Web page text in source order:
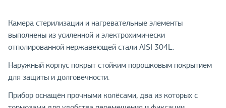
Камера стерилизации и нагревательные элементы
выполнены из усиленной и электрохимически
отполированной нержавеющей стали AISI 304L.
Наружный корпус покрыт стойким порошковым покрытием
для защиты и долговечности.
Прибор оснащён прочными колёсами, два из которых с